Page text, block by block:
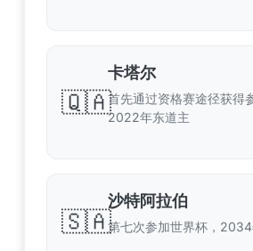
🇶🇦
卡塔尔
首先通过资格赛途径获得
2022年东道主
🇸🇦
沙特阿拉伯
第七次参加世界杯，